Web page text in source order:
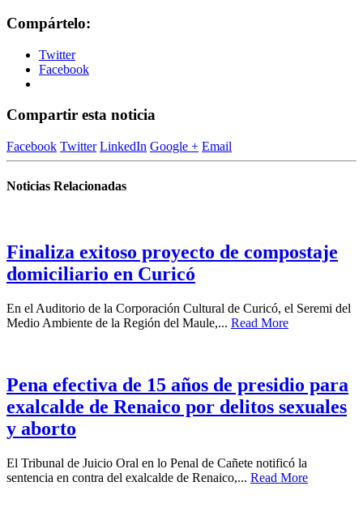
Compártelo:
Twitter
Facebook
Compartir esta noticia
Facebook Twitter LinkedIn Google + Email
Noticias Relacionadas
Finaliza exitoso proyecto de compostaje
domiciliario en Curicó
En el Auditorio de la Corporación Cultural de Curicó, el Seremi del
Medio Ambiente de la Región del Maule,... Read More
Pena efectiva de 15 años de presidio para
exalcalde de Renaico por delitos sexuales
y aborto
El Tribunal de Juicio Oral en lo Penal de Cañete notificó la
sentencia en contra del exalcalde de Renaico,... Read More